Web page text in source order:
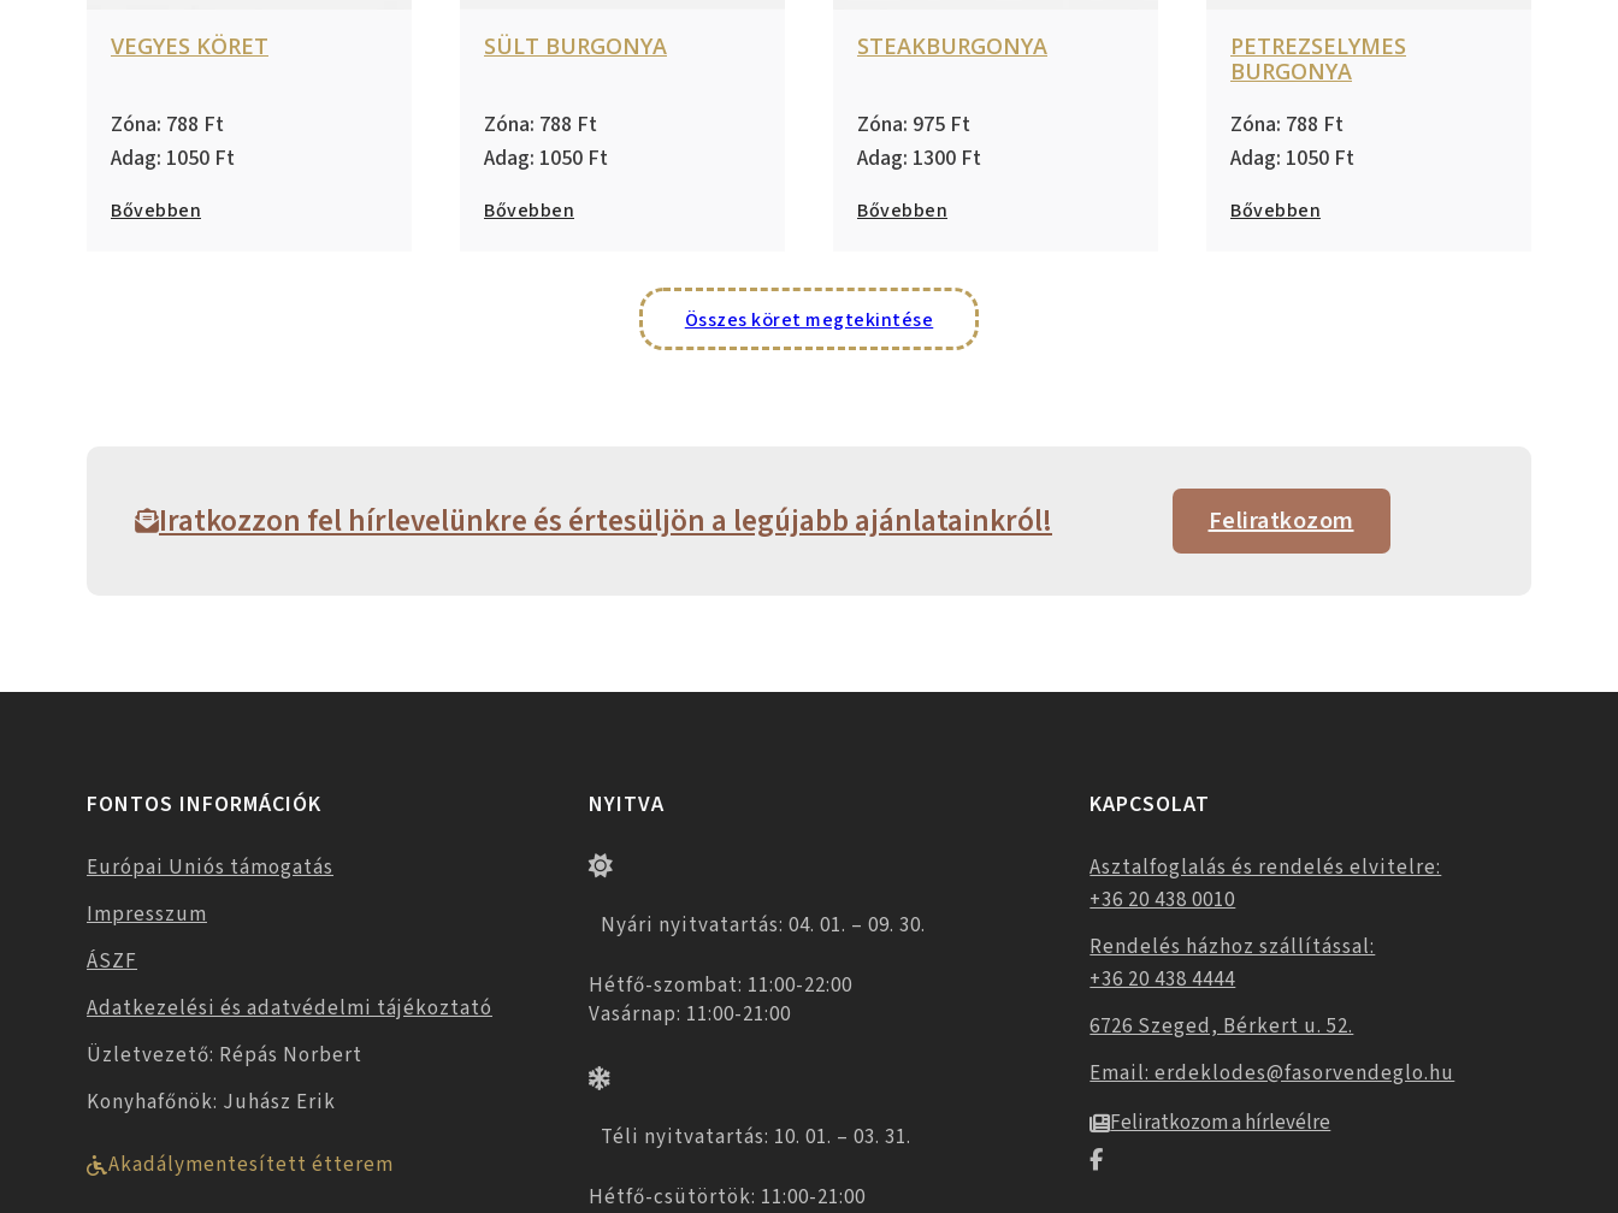
VEGYES KÖRET
788
1050
Bővebben
SÜLT BURGONYA
788
1050
Bővebben
STEAKBURGONYA
975
1300
Bővebben
PETREZSELYMES
BURGONYA
788
1050
Bővebben
Összes köret megtekintése
Iratkozzon fel hírlevelünkre és értesüljön a legújabb ajánlatainkról! Feliratkozom
FONTOS INFORMÁCIÓK
Európai Uniós támogatás
Impresszum
ÁSZF
Adatkezelési és adatvédelmi tájékoztató
Üzletvezető: Répás Norbert
Konyhafőnök: Juhász Erik
Akadálymentesített étterem
NYITVA
Nyári nyitvatartás: 04. 01. – 09. 30.
Hétfő-szombat: 11:00-22:00
Vasárnap: 11:00-21:00
Téli nyitvatartás: 10. 01. – 03. 31.
Hétfő-csütörtök: 11:00-21:00
KAPCSOLAT
Asztalfoglalás és rendelés elvitelre:
+36 20 438 0010
Rendelés házhoz szállítással:
+36 20 438 4444
6726 Szeged, Bérkert u. 52.
Email: erdeklodes@fasorvendeglo.hu
Feliratkozom a hírlevélre